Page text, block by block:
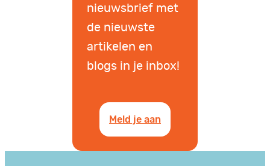
nieuwsbrief met
de nieuwste
artikelen en
blogs in je inbox!
Meld je aan